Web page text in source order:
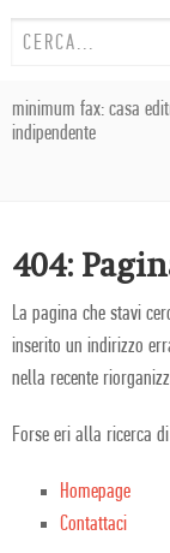
minimum fax: casa
indipendente
404:
La pagina che stavi
inserito un indirizzo
nella recente
Forse eri alla ricerca
Homepage
Contattaci